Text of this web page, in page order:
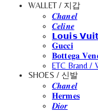
WALLET / 지갑
𝑪𝒉𝒂𝒏𝒆𝒍
𝑪𝒆𝒍𝒊𝒏𝒆
𝗟𝗼𝘂𝗶𝘀
𝐆𝐮𝐜𝐜𝐢
𝐁𝐨𝐭𝐭𝐞𝐠𝐚
ETC Brand /
SHOES / 신발
𝑪𝒉𝒂𝒏𝒆𝒍
𝐇𝐞𝐫𝐦𝐞𝐬
𝑫𝒊𝒐𝒓